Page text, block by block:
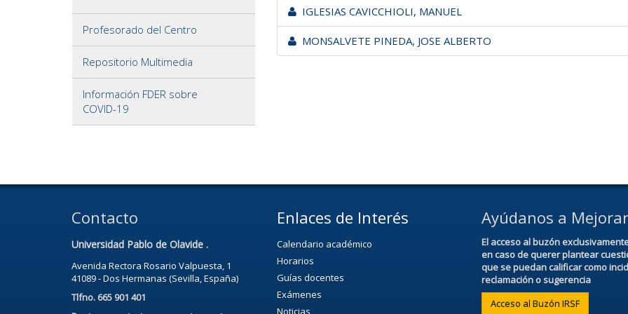
Profesorado del Centro
Repositorio Multimedia
Información FDER sobre
COVID-19
IGLESIAS CAVICCHIOLI, MANUEL
MONSALVETE PINEDA, JOSE ALBERTO
Contacto
Universidad Pablo de Olavide .
Avenida Rectora Rosario Valpuesta, 1
41089 - Dos Hermanas (Sevilla, España)
Tlfno. 665 901 401
Enlaces de Interés
Calendario académico
Horarios
Guías docentes
Exámenes
Noticias
Ayúdanos a Mejorar
El acceso al buzón
en caso de querer plantear
que se puedan calificar como
reclamación o sugerencia
Acceso al Buzón IRSF